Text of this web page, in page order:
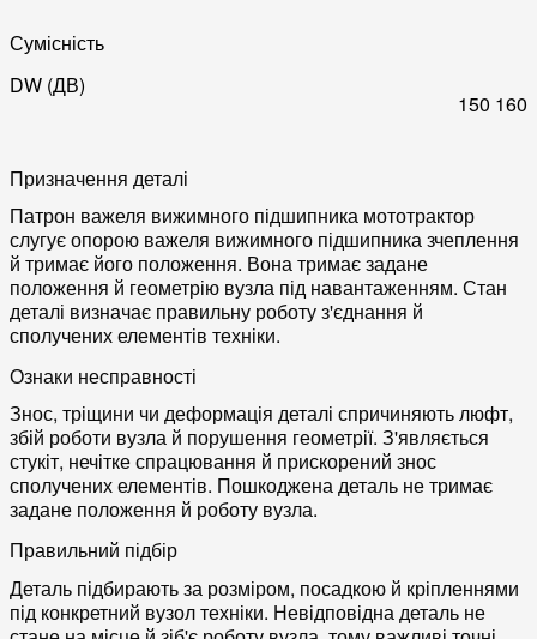
Сумісність
DW (ДВ)
150 160
Призначення деталі
Патрон важеля вижимного підшипника мототрактор
слугує опорою важеля вижимного підшипника зчеплення
й тримає його положення. Вона тримає задане
положення й геометрію вузла під навантаженням. Стан
деталі визначає правильну роботу з'єднання й
сполучених елементів техніки.
Ознаки несправності
Знос, тріщини чи деформація деталі спричиняють люфт,
збій роботи вузла й порушення геометрії. З'являється
стукіт, нечітке спрацювання й прискорений знос
сполучених елементів. Пошкоджена деталь не тримає
задане положення й роботу вузла.
Правильний підбір
Деталь підбирають за розміром, посадкою й кріпленнями
під конкретний вузол техніки. Невідповідна деталь не